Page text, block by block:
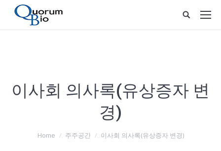
이사회 의사록(유상증자 변
경)
You are here:
Home 주주공간 이사회 의사록(유상증자 변경)